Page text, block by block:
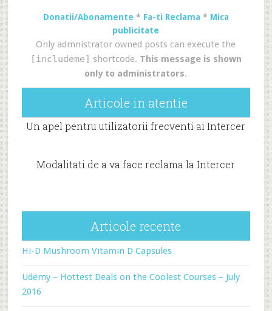
Donatii/Abonamente * Fa-ti Reclama * Mica
publicitate
Only admnistrator owned posts can execute the
[includeme] shortcode. This message is shown
only to administrators.
Articole in atentie
Un apel pentru utilizatorii frecventi ai Intercer
Modalitati de a va face reclama la Intercer
Articole recente
Hi-D Mushroom Vitamin D Capsules
Udemy – Hottest Deals on the Coolest Courses – July
2016